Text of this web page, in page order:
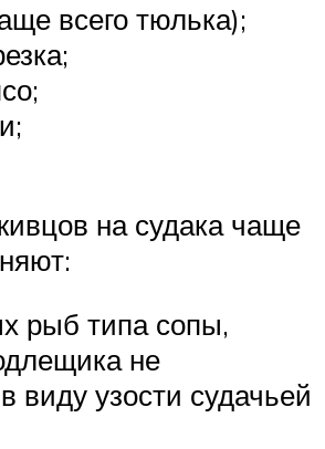
всего тюлька);
на судака чаще
рыб типа сопы,
не
виду узости судачьей